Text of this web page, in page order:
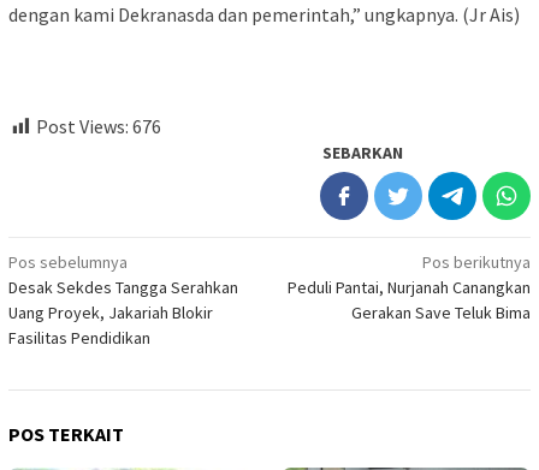
dengan kami Dekranasda dan pemerintah,” ungkapnya. (Jr Ais)
Post Views: 676
SEBARKAN
Navigasi
pos
Pos sebelumnya
Desak Sekdes Tangga Serahkan
Uang Proyek, Jakariah Blokir
Fasilitas Pendidikan
Pos berikutnya
Peduli Pantai, Nurjanah Canangkan
Gerakan Save Teluk Bima
POS TERKAIT